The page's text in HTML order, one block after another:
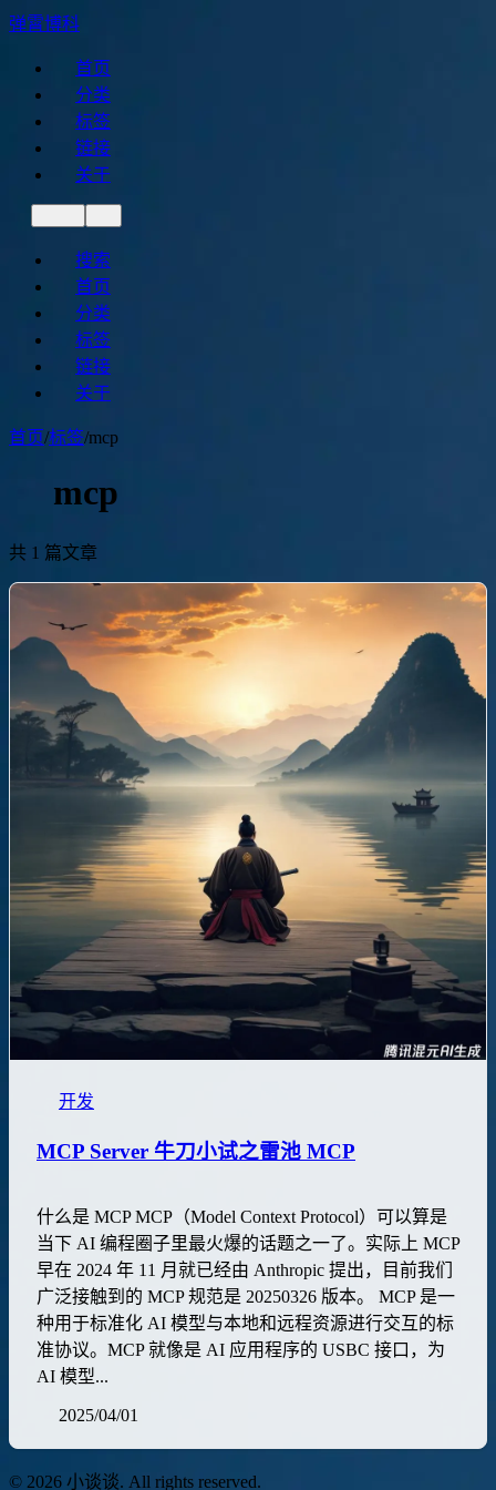
弹霄博科
首页
分类
标签
链接
关于
搜索
首页
分类
标签
链接
关于
首页/标签/mcp
mcp
共 1 篇文章
开发
MCP Server 牛刀小试之雷池 MCP
什么是 MCP MCP（Model Context Protocol）可以算是
当下 AI 编程圈子里最火爆的话题之一了。实际上 MCP
早在 2024 年 11 月就已经由 Anthropic 提出，目前我们
广泛接触到的 MCP 规范是 20250326 版本。 MCP 是一
种用于标准化 AI 模型与本地和远程资源进行交互的标
准协议。MCP 就像是 AI 应用程序的 USBC 接口，为
AI 模型...
2025/04/01
© 2026 小谈谈. All rights reserved.